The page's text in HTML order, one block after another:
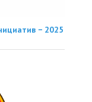
− 2025